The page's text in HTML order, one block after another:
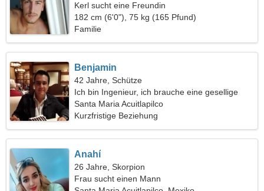
Kerl sucht eine Freundin
182 cm (6'0"), 75 kg (165 Pfund)
Familie
Benjamin
42 Jahre, Schütze
Ich bin Ingenieur, ich brauche eine gesellige
Frau
Santa Maria Acuitlapilco
Kurzfristige Beziehung
Anahí
26 Jahre, Skorpion
Frau sucht einen Mann